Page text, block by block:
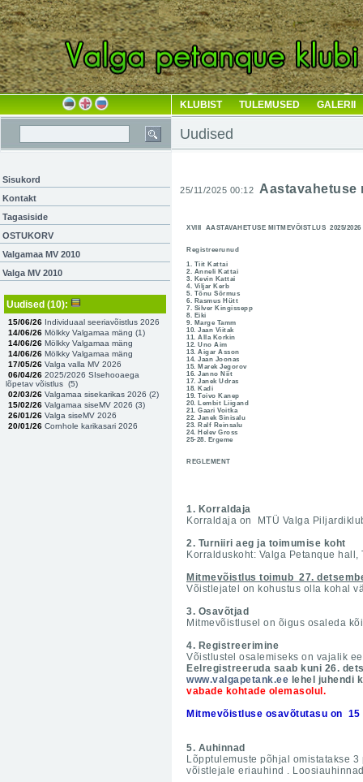
KLUBIST TULEMUSED GALERII
Uudised
Sisukord
Kontakt
Tagasiside
OSTUKORV
Valgamaa MV 2010
Valga MV 2010
Uudised (10):
15/06/26 Individuaal seeriavõistlus 2026
14/06/26 Mölkky Valgamaa mäng (1)
14/06/26 Mölkky Valgamaa mäng
14/06/26 Mölkky Valgamaa mäng
17/05/26 Valga valla MV 2026
06/04/26 2025/2026 SIsehooaega
lõpetav võistlus (5)
02/03/26 Valgamaa sisekarikas 2026 (2)
15/02/26 Valgamaa siseMV 2026 (3)
26/01/26 Valga siseMV 2026
20/01/26 Cornhole karikasari 2026
25/11/2025 00:12 Aastavahetuse
XVIII AASTAVAHETUSE MITMEVÕISTLUS 2025/2026
Registreerunud
1. Tiit Kattai
2. Anneli Kattai
3. Kevin Kattai
4. Viljar Kerb
5. Tõnu Sõrmus
6. Rasmus Hütt
7. Silver Kingissepp
8. Eiki
9. Marge Tamm
10. Jaan Viitak
11. Alla Korkin
12. Uno Aim
13. Aigar Asson
14. Jaan Joonas
15. Marek Jegorov
16. Janno Niit
17. Janek Udras
18. Kadi
19. Toivo Kanep
20. Lembit Liigand
21. Gaari Voitka
22. Janek Sinisalu
23. Ralf Reinsalu
24. Helev Gross
25-28. Ergeme
REGLEMENT
1. Korraldaja
Korraldaja on MTÜ Valga
2. Turniiri aeg ja toimumise koht
Korralduskoht: Valga Petanque hall,
Mitmevõistlus toimub 27.
Võistlejatel on kohustus olla kohal
3. Osavõtjad
Mitmevõistlusel on õigus osaleda
4. Registreerimine
Võistlustel osalemiseks on vajalik
Eelregistreeruda saab kuni 26.
www.valgapetank.ee lehel juhendi
vabade kohtade olemasolul.
Mitmevõistluse osavõtutasu on
5. Auhinnad
Lõpptulemuste põhjal omistatakse
võistlejale eriauhind .